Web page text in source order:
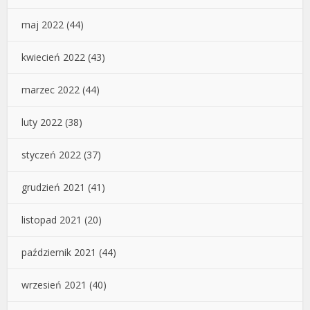
maj 2022 (44)
kwiecień 2022 (43)
marzec 2022 (44)
luty 2022 (38)
styczeń 2022 (37)
grudzień 2021 (41)
listopad 2021 (20)
październik 2021 (44)
wrzesień 2021 (40)